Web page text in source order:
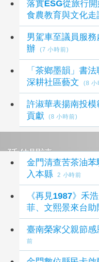
落實ESG從旅行
食農教育與文化走
男駕車至議員服
辦
(7 小時前)
「茶鄉墨韻」書
深耕社區藝文
(8 小
許淑華表揚南投
貢獻
(8 小時前)
延伸閱讀
金門清查苦茶油
入本縣
2 小時前
《再見1987》禾
菲、文熙景來台
臺南榮家父親節
前